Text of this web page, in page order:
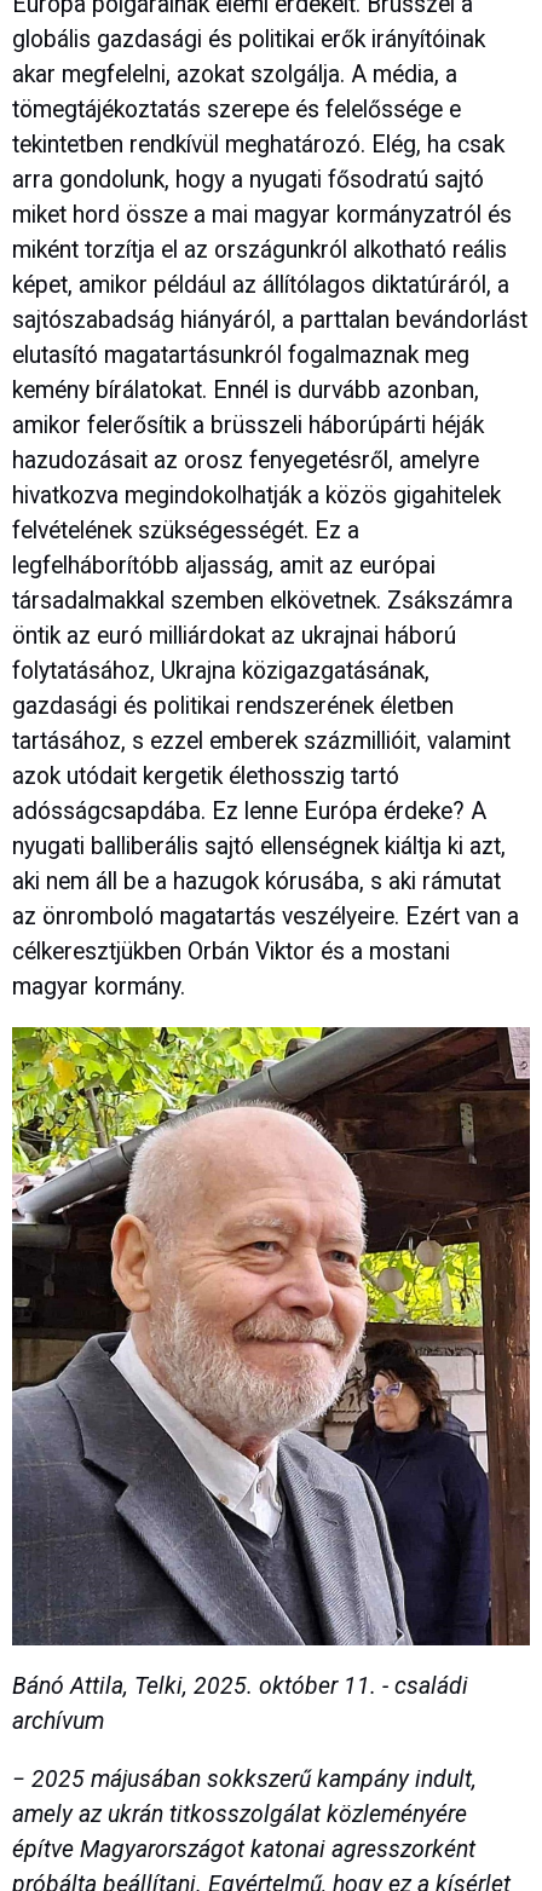
globális gazdasági és politikai erők irányítóinak
akar megfelelni, azokat szolgálja. A média, a
tömegtájékoztatás szerepe és felelőssége e
tekintetben rendkívül meghatározó. Elég, ha csak
arra gondolunk, hogy a nyugati fősodratú sajtó
miket hord össze a mai magyar kormányzatról és
miként torzítja el az országunkról alkotható reális
képet, amikor például az állítólagos diktatúráról, a
sajtószabadság hiányáról, a parttalan bevándorlást
elutasító magatartásunkról fogalmaznak meg
kemény bírálatokat. Ennél is durvább azonban,
amikor felerősítik a brüsszeli háborúpárti héják
hazudozásait az orosz fenyegetésről, amelyre
hivatkozva megindokolhatják a közös gigahitelek
felvételének szükségességét. Ez a
legfelháborítóbb aljasság, amit az európai
társadalmakkal szemben elkövetnek. Zsákszámra
öntik az euró milliárdokat az ukrajnai háború
folytatásához, Ukrajna közigazgatásának,
gazdasági és politikai rendszerének életben
tartásához, s ezzel emberek százmillióit, valamint
azok utódait kergetik élethosszig tartó
adósságcsapdába. Ez lenne Európa érdeke? A
nyugati balliberális sajtó ellenségnek kiáltja ki azt,
aki nem áll be a hazugok kórusába, s aki rámutat
az önromboló magatartás veszélyeire. Ezért van a
célkeresztjükben Orbán Viktor és a mostani
magyar kormány.
Bánó Attila, Telki, 2025. október 11. - családi
archívum
− 2025 májusában sokkszerű kampány indult,
amely az ukrán titkosszolgálat közleményére
építve Magyarországot katonai agresszorként
próbálta beállítani. Egyértelmű, hogy ez a kísérlet